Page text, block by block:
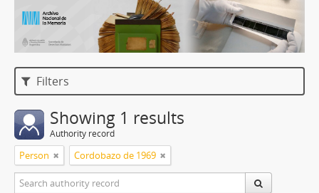
Filters
Showing 1 results
Authority record
Person Cordobazo de 1969